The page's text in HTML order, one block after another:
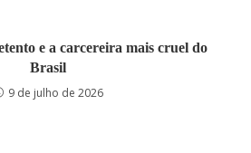
e a carcereira mais cruel do
Brasil
9 de julho de 2026